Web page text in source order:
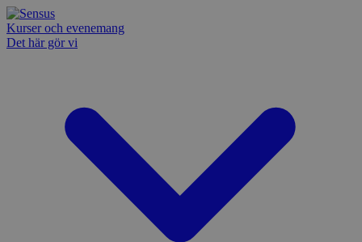
Kurser och evenemang
Det här gör vi